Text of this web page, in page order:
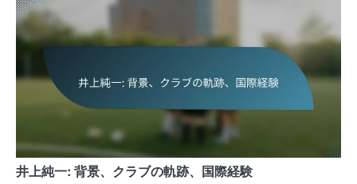
井上純一: 背景、クラブの軌跡、国際経験